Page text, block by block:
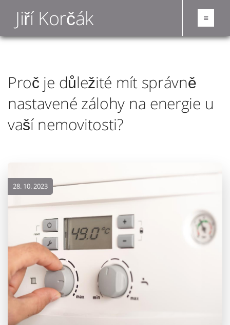
Jiří Korčák
Proč je důležité mít správně
nastavené zálohy na energie u
vaší nemovitosti?
28. 10. 2023